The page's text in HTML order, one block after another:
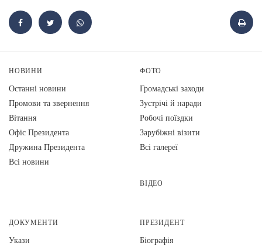
НОВИНИ
Останні новини
Промови та звернення
Вiтання
Офіс Президента
Дружина Президента
Всі новини
ФОТО
Громадські заходи
Зустрічі й наради
Робочі поїздки
Зарубіжні візити
Всі галереї
ВІДЕО
ДОКУМЕНТИ
Укази
ПРЕЗИДЕНТ
Біографія